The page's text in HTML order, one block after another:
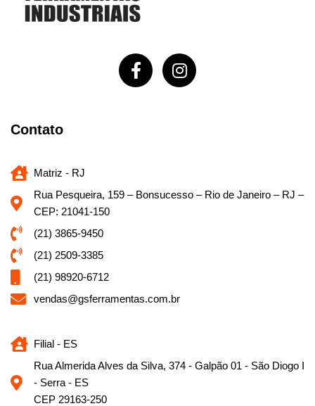
Contato
Matriz - RJ
Rua Pesqueira, 159 – Bonsucesso – Rio de Janeiro – RJ –
CEP: 21041-150
(21) 3865-9450
(21) 2509-3385
(21) 98920-6712
vendas@gsferramentas.com.br
Filial - ES
Rua Almerida Alves da Silva, 374 - Galpão 01 - São Diogo I
- Serra - ES
CEP 29163-250